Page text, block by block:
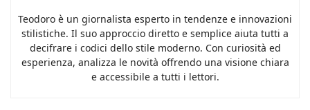
Teodoro è un giornalista esperto in tendenze e innovazioni
stilistiche. Il suo approccio diretto e semplice aiuta tutti a
decifrare i codici dello stile moderno. Con curiosità ed
esperienza, analizza le novità offrendo una visione chiara
e accessibile a tutti i lettori.